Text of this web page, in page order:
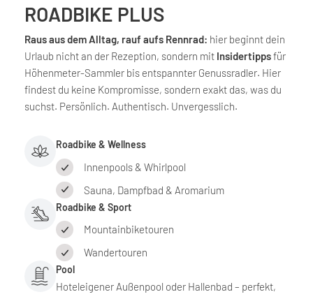
ROADBIKE PLUS
Raus aus dem Alltag, rauf aufs Rennrad: hier beginnt dein
Urlaub nicht an der Rezeption, sondern mit Insidertippsfür
Höhenmeter-Sammler bis entspannter Genussradler. Hier
findest du keine Kompromisse, sondern exakt das, was du
suchst. Persönlich. Authentisch. Unvergesslich.
Roadbike & Wellness
Innenpools & Whirlpool
Sauna, Dampfbad & Aromarium
Roadbike & Sport
Mountainbiketouren
Wandertouren
Pool
Hoteleigener Außenpool oder Hallenbad – perfekt,